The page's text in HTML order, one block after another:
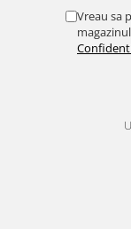
Vreau sa